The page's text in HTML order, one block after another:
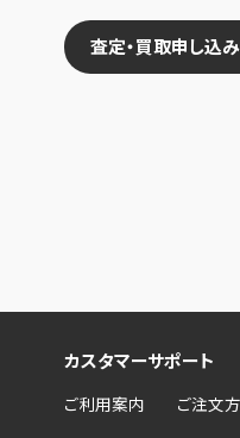
査定・買取申し込み
カスタマーサポート
ご利用案内 ご注文